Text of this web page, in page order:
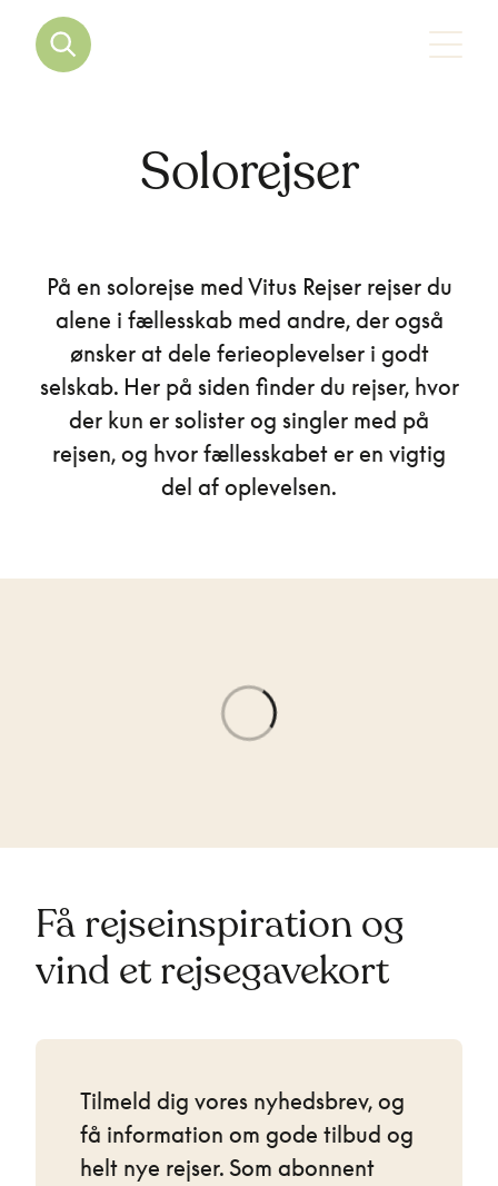
Solorejser
På en solorejse med Vitus Rejser rejser du
alene i fællesskab med andre, der også
ønsker at dele ferieoplevelser i godt
selskab. Her på siden finder du rejser, hvor
der kun er solister og singler med på
rejsen, og hvor fællesskabet er en vigtig
del af oplevelsen.
Få rejseinspiration og
vind et rejsegavekort
Tilmeld dig vores nyhedsbrev, og
få information om gode tilbud og
helt nye rejser. Som abonnent